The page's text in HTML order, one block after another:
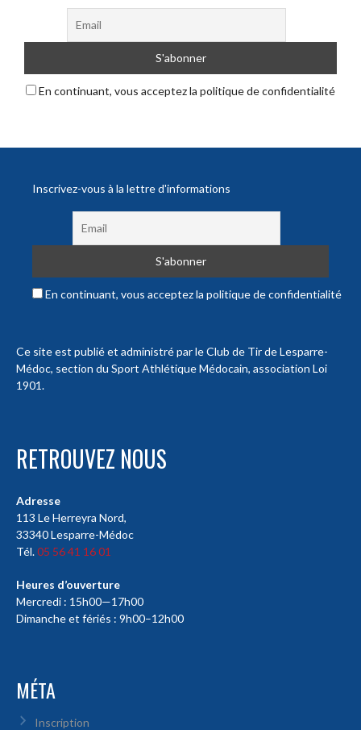
En continuant, vous acceptez la politique de confidentialité
Inscrivez-vous à la lettre d'informations
En continuant, vous acceptez la politique de confidentialité
Ce site est publié et administré par le Club de Tir de Lesparre-
Médoc, section du Sport Athlétique Médocain, association Loi
1901.
RETROUVEZ NOUS
Adresse
113 Le Herreyra Nord,
33340 Lesparre-Médoc
Tél.05 56 41 16 01
Heures d’ouverture
Mercredi : 15h00—17h00
Dimanche et fériés : 9h00–12h00
MÉTA
Inscription